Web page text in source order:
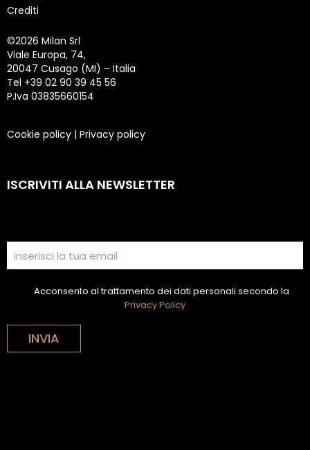
Crediti
©2026 Milan Srl
Viale Europa, 74,
20047 Cusago (MI) – Italia
Tel +39 02 90 39 45 56
P.Iva 03835660154
Cookie policy | Privacy policy
ISCRIVITI ALLA NEWSLETTER
Acconsento al trattamento dei dati personali secondo la
Privacy Policy
INVIA